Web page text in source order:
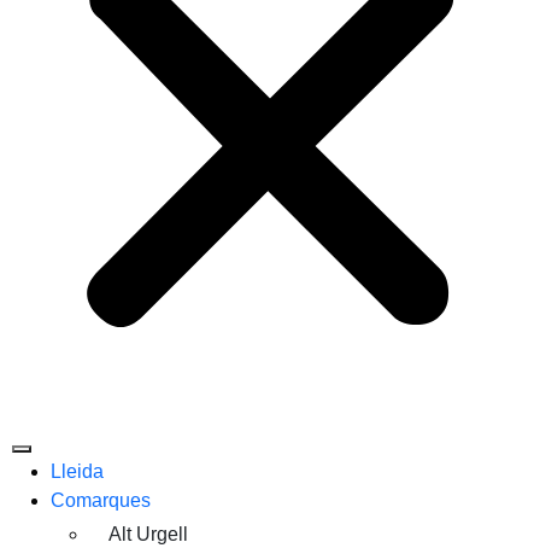
Lleida
Comarques
Alt Urgell